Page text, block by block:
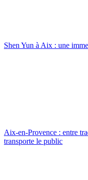
Shen Yun à Aix : une
Aix-en-Provence : entre
transporte le public